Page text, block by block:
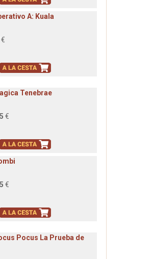
A: Kuala
€
Tenebrae
€
€
Pocus La Prueba de